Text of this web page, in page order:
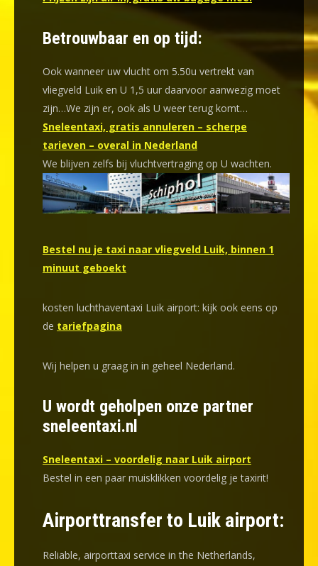
Betrouwbaar en op tijd:
Ook wanneer uw vlucht om 5.50u vertrekt van
vliegveld Luik en U 1,5 uur daarvoor aanwezig moet
zijn…We zijn er, ook als U weer terug komt…
Sneleentaxi, gratis annuleren – scherpe
tarieven – overal in Nederland
We blijven zelfs bij vluchtvertraging op U wachten.
Bestel nu je taxi naar vliegveld Luik, binnen 1
minuut geboekt
kosten luchthaventaxi Luik airport: kijk ook eens op
de tariefpagina
Wij helpen u graag in in geheel Nederland.
U wordt geholpen onze partner
sneleentaxi.nl
Sneleentaxi – voordelig naar Luik airport
Bestel in een paar muisklikken voordelig je taxirit!
Airporttransfer to Luik airport:
Reliable, airporttaxi service in the Netherlands,